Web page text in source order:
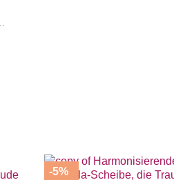
-5%